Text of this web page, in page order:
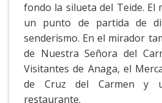
fondo la silueta del Teide. El
un punto de partida de
senderismo. En el mirador
de Nuestra Señora del
Visitantes de Anaga, el
de Cruz del Carmen y
restaurante.